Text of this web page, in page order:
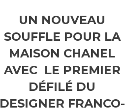
UN NOUVEAU
SOUFFLE POUR LA
MAISON CHANEL
AVEC LE PREMIER
DÉFILÉ DU
DESIGNER FRANCO-